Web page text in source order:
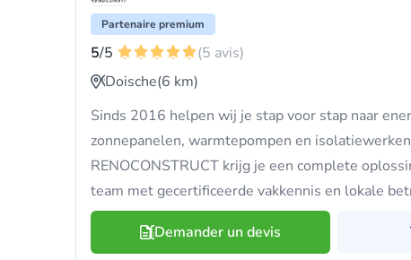
Partenaire premium
5/5
(5 avis)
Doische(6 km)
Sinds 2016 helpen wij je stap voor stap naar
zonnepanelen, warmtepompen en
RENOCONSTRUCT krijg je een complete
team met gecertificeerde vakkennis en lokale
Demander un devis